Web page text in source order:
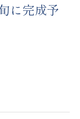
に完成予